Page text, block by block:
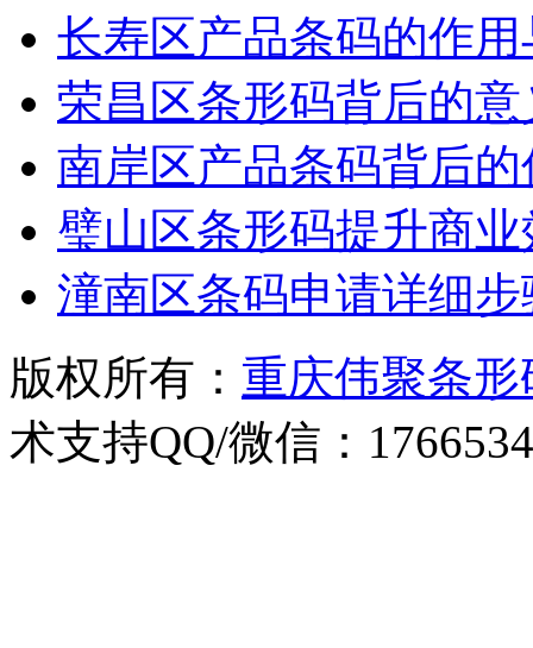
长寿区产品条码的作
荣昌区条形码背后的意
南岸区产品条码背后
璧山区条形码提升商
潼南区条码申请详细
版权所有： 重庆伟聚条
术支持QQ/微信：